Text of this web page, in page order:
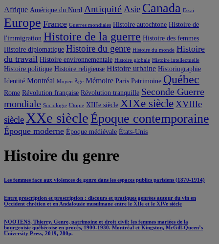
Afrique Amérique du Nord Antiquité Asie Canada Essai
Europe France Guerres mondiales Histoire autochtone Histoire de
l'immigration Histoire de la guerre Histoire des femmes
Histoire diplomatique Histoire du genre Histoire du monde Histoire
du travail Histoire environnementale Histoire globale Histoire intellectuelle
Histoire politique Histoire religieuse Histoire urbaine Historiographie
Identité Montréal Moyen Âge Mémoire Paris Patrimoine Québec
Rome Révolution française Révolution tranquille Seconde Guerre
mondiale Sociologie Utopie XIIIe siècle XIXe siècle XVIIIe
siècle XXe siècle Époque contemporaine
Époque moderne Époque médiévale États-Unis
Histoire du genre
Les femmes face aux violences de genre dans les espaces publics parisiens (1870-1914)
Entre prescription et proscription : discours et pratiques genrées autour du vin en
Occident chrétien et en Andalousie musulmane entre le XIIe et le XIVe siècle
NOOTENS, Thierry. Genre, patrimoine et droit civil: les femmes mariées de la
bourgeoisie québécoise en procès, 1900-1930. Montréal et Kingston, McGill-Queen’s
University Press, 2019, 280p.